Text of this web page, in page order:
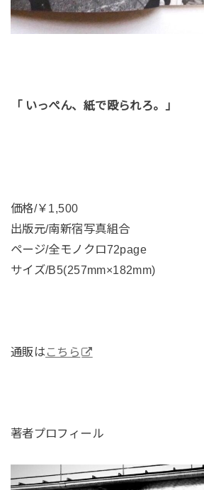
「 いっぺん、紙で殴られろ。」
価格/￥1,500
出版元/南新宿写真組合
ページ/全モノクロ72page
サイズ/B5(257mm×182mm)
通販はこちら
著者プロフィール